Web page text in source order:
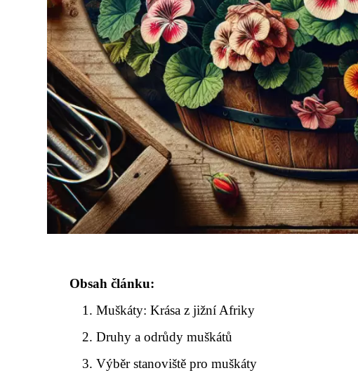
Obsah článku:
Muškáty: Krása z jižní Afriky
Druhy a odrůdy muškátů
Výběr stanoviště pro muškáty